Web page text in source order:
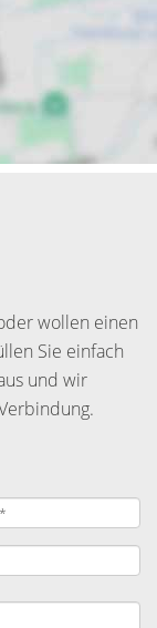
wollen einen
Sie einfach
und wir